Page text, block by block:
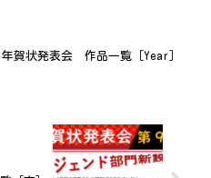
賀状発表会 作品一覧［Year］